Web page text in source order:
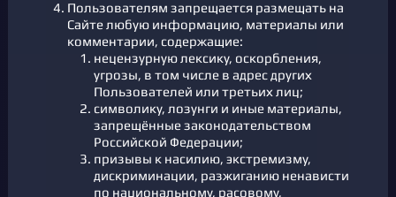
Пользователям запрещается размещать на
Сайте любую информацию, материалы или
комментарии, содержащие:
нецензурную лексику, оскорбления,
угрозы, в том числе в адрес других
Пользователей или третьих лиц;
символику, лозунги и иные материалы,
запрещённые законодательством
Российской Федерации;
призывы к насилию, экстремизму,
дискриминации, разжиганию ненависти
по национальному, расовому,